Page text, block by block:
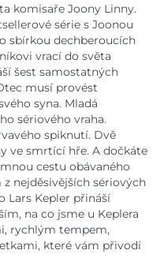
komisaře Joony Linny.
série s Joonou
sbírkou dechberoucích
vrací do světa
šest samostatných
musí provést
syna. Mladá
sériového vraha.
spiknutí. Dvě
ve smrtící hře. A dočkáte
cestu obávaného
nejděsivějších sériových
Lars Kepler přináší
na co jsme u Keplera
rychlým tempem,
které vám přivodí